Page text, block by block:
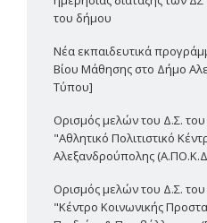
του δήμου
Νέα εκπαιδευτικά
Βίου Μάθησης στο Δήμο
Τύπου]
Ορισμός μελών του Δ.Σ.
"Αθλητικό Πολιτιστικό
Αλεξανδρούπολης
Ορισμός μελών του Δ.Σ.
"Κέντρο Κοινωνικής